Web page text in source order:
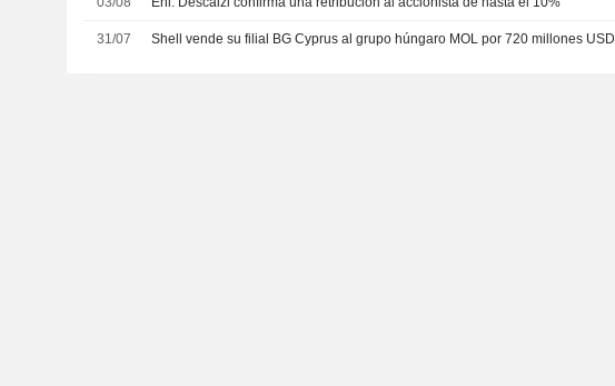
31/07 Shell vende su filial BG Cyprus al grupo húngaro MOL por 720 millones USD